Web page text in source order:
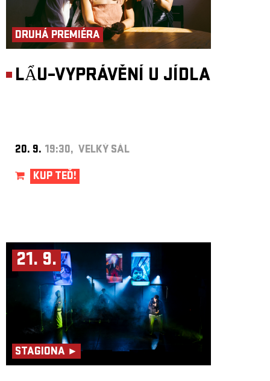
DRUHÁ PREMIÉRA
LẨU–VYPRÁVĚNÍ U JÍDLA
20. 9. 19:30, VELKÝ SÁL
KUP TEĎ!
21. 9.
STAGIONA ►